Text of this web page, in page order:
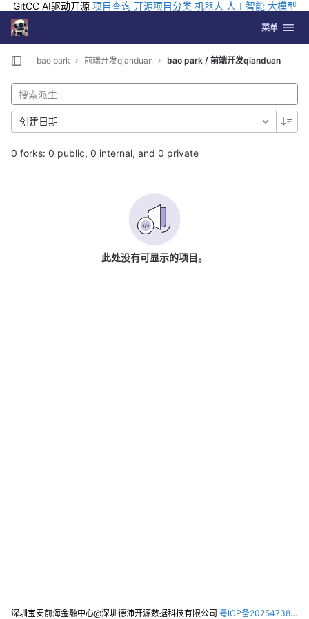
GitCC AI驱动开源 项目查询 开源项目分类 机器人 人工智能 大模型
排行
Skip to content
GitLab 切换导航
菜单
bao park 前端开发qianduan bao park / 前端开发qianduan
0 forks: 0 public, 0 internal, and 0 private
创建日期
此处没有可显示的项目。
深圳宝安前海金融中心@深圳德沛开源数据科技有限公司 粤ICP备2025473821号-2